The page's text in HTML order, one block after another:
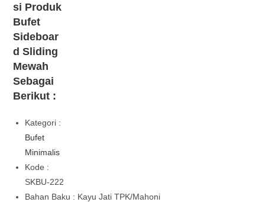
si Produk
Bufet
Sideboar
d Sliding
Mewah
Sebagai
Berikut :
Kategori :
Bufet
Minimalis
Kode :
SKBU-222
Bahan Baku : Kayu Jati TPK/Mahoni